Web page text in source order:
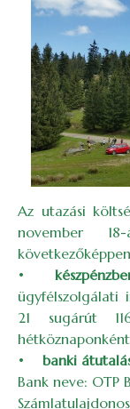
Image
Az utazási
november
•
ügyfélszolgálati
21 sugárút
• banki
Bank neve: OTP